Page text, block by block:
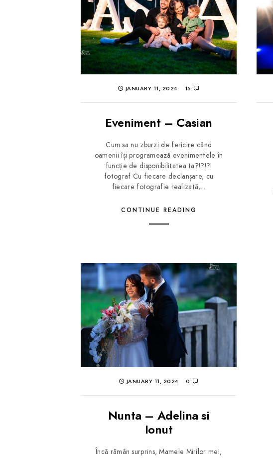
JANUARY 11, 2024 15
Eveniment – Casian
Cum sa nu zburzi de fericire când
oamenii își programează evenimentele în
funcție de disponibilitatea ta?!?!?!
fotograf Cu fiecare declanșare, cu
fiecare fotografie realizată,...
CONTINUE READING
JANUARY 11, 2024 0
Nunta – Adelina si
Ionut
Încă rămân surprins, Mamele Mirilor mei,